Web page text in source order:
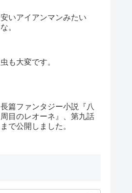
安いアイアンマンみたい
な。
虫も大変です。
長篇ファンタジー小説『八
周目のレオーネ』、第九話
まで公開しました。